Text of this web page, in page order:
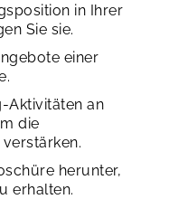
in Ihrer
Sie sie.
einer
Aktivitäten an
die
herunter,
erhalten.